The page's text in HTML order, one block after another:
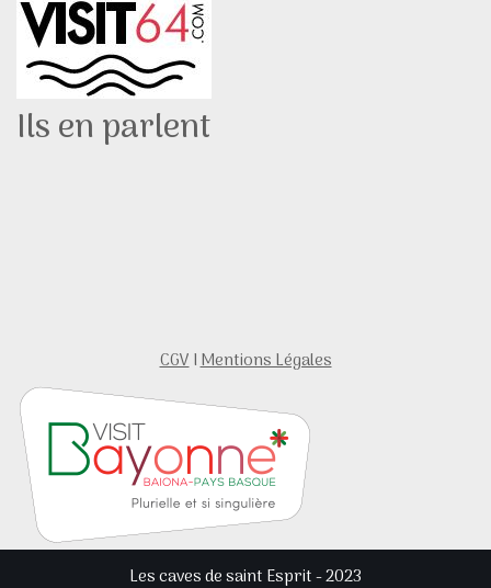
Ils en parlent
CGVIMentions Légales
Les caves de saint Esprit - 2023